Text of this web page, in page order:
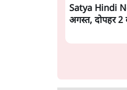
Satya Hindi
अगस्त, दोपहर